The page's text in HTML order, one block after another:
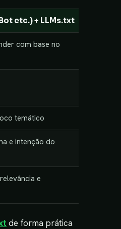
etc.) + LLMs.txt
com base no
temático
e intenção do
e
de forma prática